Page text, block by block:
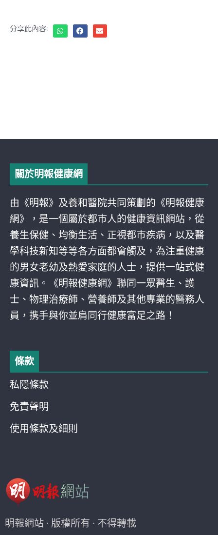
分享此內容:
關於明報健康網
由《明報》及養和醫院共同策劃的《明報健康
網》，是一個屬於都巿人的健康資訊網站，從
養生保健、均衡生活、正視都巿疾病，以及醫
學科技新知等等各方面都會觸及，為注重健康
的男女老幼及熱愛家庭的人士，提供一站式健
康資訊。《明報健康網》聯同一眾醫生、護
士、物理治療師、營養師及其他專業的醫務人
員，携手與你並肩同行健康富足之路！
條款
私隱條款
免責聲明
使用條款及細則
明報網站 · 版權所有 · 不得轉載